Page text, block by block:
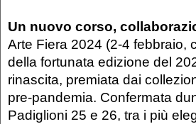
Un nuovo corso,
Arte Fiera 2024 (2-4 febbraio,
della fortunata edizione del
rinascita, premiata dai
pre-pandemia. Confermata
Padiglioni 25 e 26, tra i più